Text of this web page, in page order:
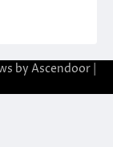
by Ascendoor|